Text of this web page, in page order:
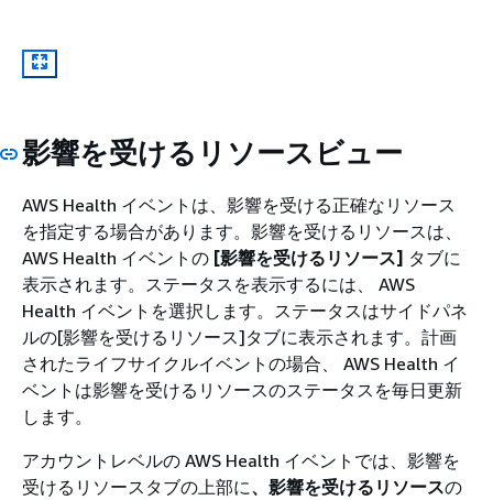
影響を受けるリソースビュー
AWS Health イベントは、影響を受ける正確なリソース
を指定する場合があります。影響を受けるリソースは、
AWS Health イベントの [影響を受けるリソース] タブに
表示されます。ステータスを表示するには、 AWS
Health イベントを選択します。ステータスはサイドパネ
ルの[影響を受けるリソース]タブに表示されます。計画
されたライフサイクルイベントの場合、 AWS Health イ
ベントは影響を受けるリソースのステータスを毎日更新
します。
アカウントレベルの AWS Health イベントでは、影響を
受けるリソースタブの上部に、影響を受けるリソースの